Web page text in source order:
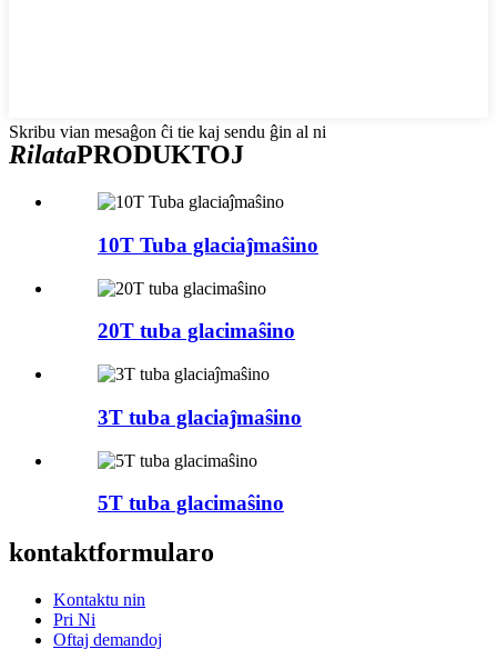
Skribu vian mesaĝon ĉi tie kaj sendu ĝin al ni
RilataPRODUKTOJ
10T Tuba glaciaĵmaŝino
20T tuba glacimaŝino
3T tuba glaciaĵmaŝino
5T tuba glacimaŝino
kontaktformularo
Kontaktu nin
Pri Ni
Oftaj demandoj